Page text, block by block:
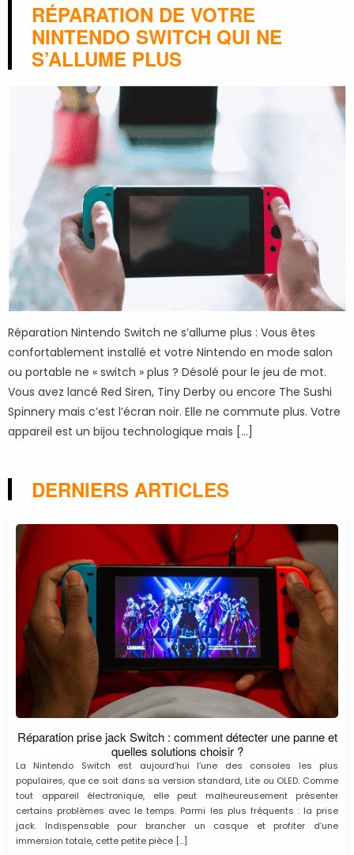
RÉPARATION DE VOTRE
NINTENDO SWITCH QUI NE
S’ALLUME PLUS
Réparation Nintendo Switch ne s’allume plus : Vous êtes
confortablement installé et votre Nintendo en mode salon
ou portable ne « switch » plus ? Désolé pour le jeu de mot.
Vous avez lancé Red Siren, Tiny Derby ou encore The Sushi
Spinnery mais c’est l’écran noir. Elle ne commute plus. Votre
appareil est un bijou technologique mais […]
DERNIERS ARTICLES
Réparation prise jack Switch : comment détecter une panne et
quelles solutions choisir ?
La Nintendo Switch est aujourd’hui l’une des consoles les plus
populaires, que ce soit dans sa version standard, Lite ou OLED. Comme
tout appareil électronique, elle peut malheureusement présenter
certains problèmes avec le temps. Parmi les plus fréquents : la prise
jack. Indispensable pour brancher un casque et profiter d’une
immersion totale, cette petite pièce […]